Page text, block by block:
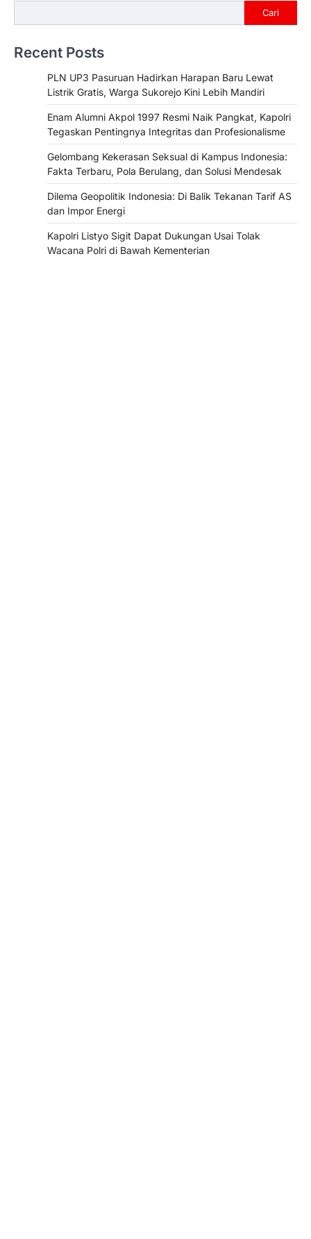
Cari
Recent Posts
PLN UP3 Pasuruan Hadirkan Harapan Baru Lewat
Listrik Gratis, Warga Sukorejo Kini Lebih Mandiri
Enam Alumni Akpol 1997 Resmi Naik Pangkat, Kapolri
Tegaskan Pentingnya Integritas dan Profesionalisme
Gelombang Kekerasan Seksual di Kampus Indonesia:
Fakta Terbaru, Pola Berulang, dan Solusi Mendesak
Dilema Geopolitik Indonesia: Di Balik Tekanan Tarif AS
dan Impor Energi
Kapolri Listyo Sigit Dapat Dukungan Usai Tolak
Wacana Polri di Bawah Kementerian